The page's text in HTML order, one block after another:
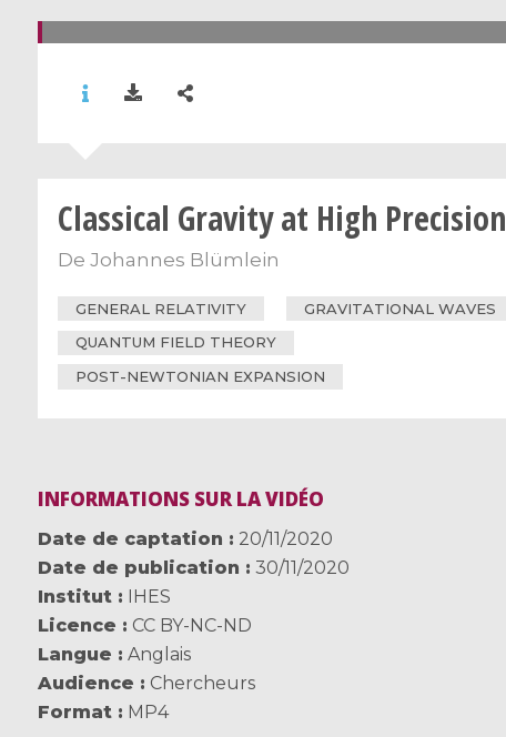
Classical Gravity at High Precision
De Johannes Blümlein
GENERAL RELATIVITY
GRAVITATIONAL WAVES
QUANTUM FIELD THEORY
POST-NEWTONIAN EXPANSION
INFORMATIONS SUR LA VIDÉO
Date de captation
20/11/2020
Date de publication
30/11/2020
Institut
IHES
Licence
CC BY-NC-ND
Langue
Anglais
Audience
Chercheurs
Format
MP4